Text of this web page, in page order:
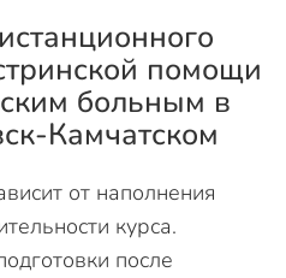
помощи
больным в
Камчатском
от наполнения
курса.
после